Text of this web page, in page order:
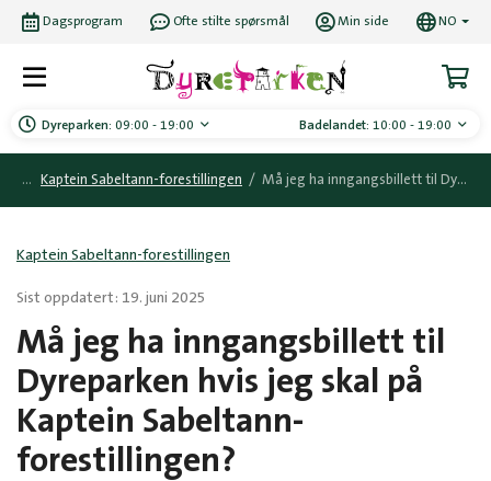
Dyreparken: 09:00 - 19:00 Badelandet: 10:00 - 19:00
Dagsprogram Ofte stilte spørsmål Min side NO
Kaptein Sabeltann-forestillingen / Må jeg ha inngangsbillett til Dyreparken hvis jeg skal på Kaptein Sabeltann-forestillingen?
Kaptein Sabeltann-forestillingen
Sist oppdatert: 19. juni 2025
Må jeg ha inngangsbillett til
Dyreparken hvis jeg skal på
Kaptein Sabeltann-
forestillingen?